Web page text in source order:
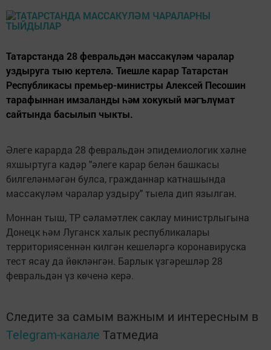
Татарстанда 28 февральдән массакүләм чаралар
уздыруга тыю кертелә. Тиешле карар Татарстан
Республикасы премьер-министры Алексей Песошин
тарафыннан имзаланды һәм хокукый мәгълүмат
сайтында басылып чыкты.
Әлеге карарда 28 февральдән эпидемиологик хәлне
яхшыртуга кадәр "әлеге карар белән башкасы
билгеләнмәгән булса, гражданнар катнашында
массакүләм чаралар уздыру" тыела дип язылган.
Моннан тыш, ТР сәламәтлек саклау министрлыгына
Донецк һәм Луганск халык республикалары
территориясеннән килгән кешеләргә коронавируска
тест ясау да йөкләнгән. Барлык үзгәрешләр 28
февральдән үз көченә керә.
Следите за самым важным и интересным в
Telegram-канале Татмедиа